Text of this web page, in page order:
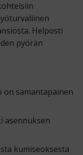
Helposti
pyörän
on samantapainen
asennuksen
kumiseoksesta